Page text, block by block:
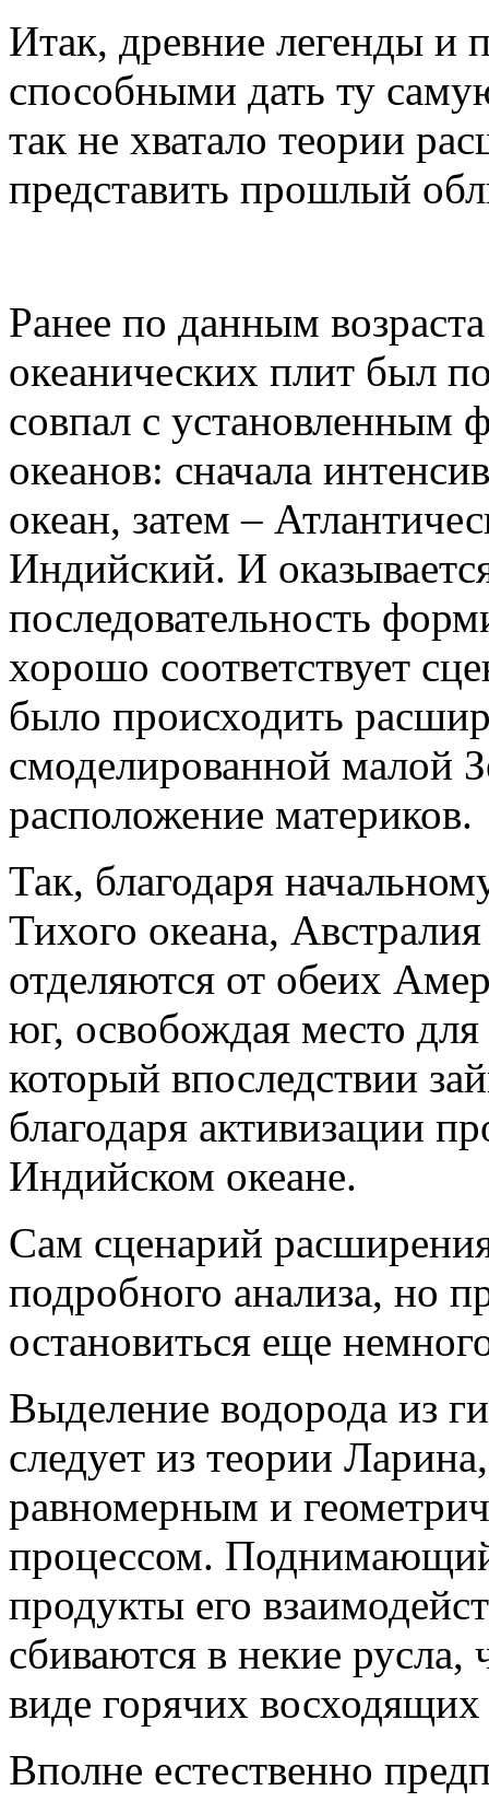
Итак, древние легенды и
способными дать ту
так не хватало теории
представить прошлый
Ранее по данным
океанических плит был
совпал с установленным
океанов: сначала
океан, затем –
Индийский. И
последовательность
хорошо соответствует
было происходить
смоделированной малой
расположение материков.
Так, благодаря
Тихого океана,
отделяются от обеих
юг, освобождая место
который впоследствии
благодаря активизации
Индийском океане.
Сам сценарий
подробного анализа, но
остановиться еще
Выделение водорода из
следует из теории
равномерным и
процессом.
продукты его
сбиваются в некие
виде горячих
Вполне естественно